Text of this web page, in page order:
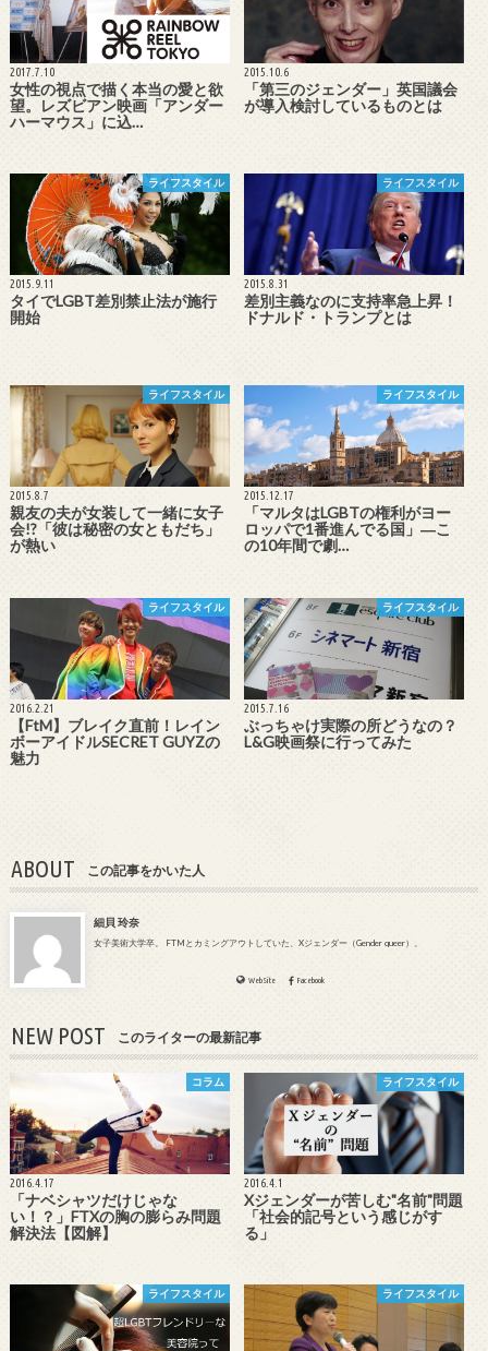
2017.7.10
女性の視点で描く本当の愛と欲
望。レズビアン映画「アンダー
ハーマウス」に込…
2015.10.6
「第三のジェンダー」英国議会
が導入検討しているものとは
ライフスタイル
2015.9.11
タイでLGBT差別禁止法が施行
開始
ライフスタイル
2015.8.31
差別主義なのに支持率急上昇！
ドナルド・トランプとは
ライフスタイル
2015.8.7
親友の夫が女装して一緒に女子
会!?「彼は秘密の女ともだち」
が熱い
ライフスタイル
2015.12.17
「マルタはLGBTの権利がヨー
ロッパで1番進んでる国」―こ
の10年間で劇…
ライフスタイル
2016.2.21
【FtM】ブレイク直前！レイン
ボーアイドルSECRET GUYZの
魅力
ライフスタイル
2015.7.16
ぶっちゃけ実際の所どうなの？
L&G映画祭に行ってみた
ABOUT この記事をかいた人
細貝 玲奈
女子美術大学卒。 FTMとカミングアウトしていた、Xジェンダー（Gender queer）。
WebSite Facebook
NEW POST このライターの最新記事
コラム
2016.4.17
「ナベシャツだけじゃな
い！？」FTXの胸の膨らみ問題
解決法【図解】
ライフスタイル
2016.4.1
Xジェンダーが苦しむ"名前"問題
「社会的記号という感じがす
る」
ライフスタイル ライフスタイル